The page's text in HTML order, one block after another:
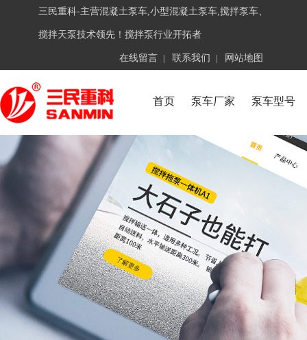
三民重科-主营混凝土泵车,小型混凝土泵车,搅拌泵车、
搅拌天泵技术领先！搅拌泵行业开拓者
在线留言 联系我们 网站地图
首页 泵车厂家 泵车型号